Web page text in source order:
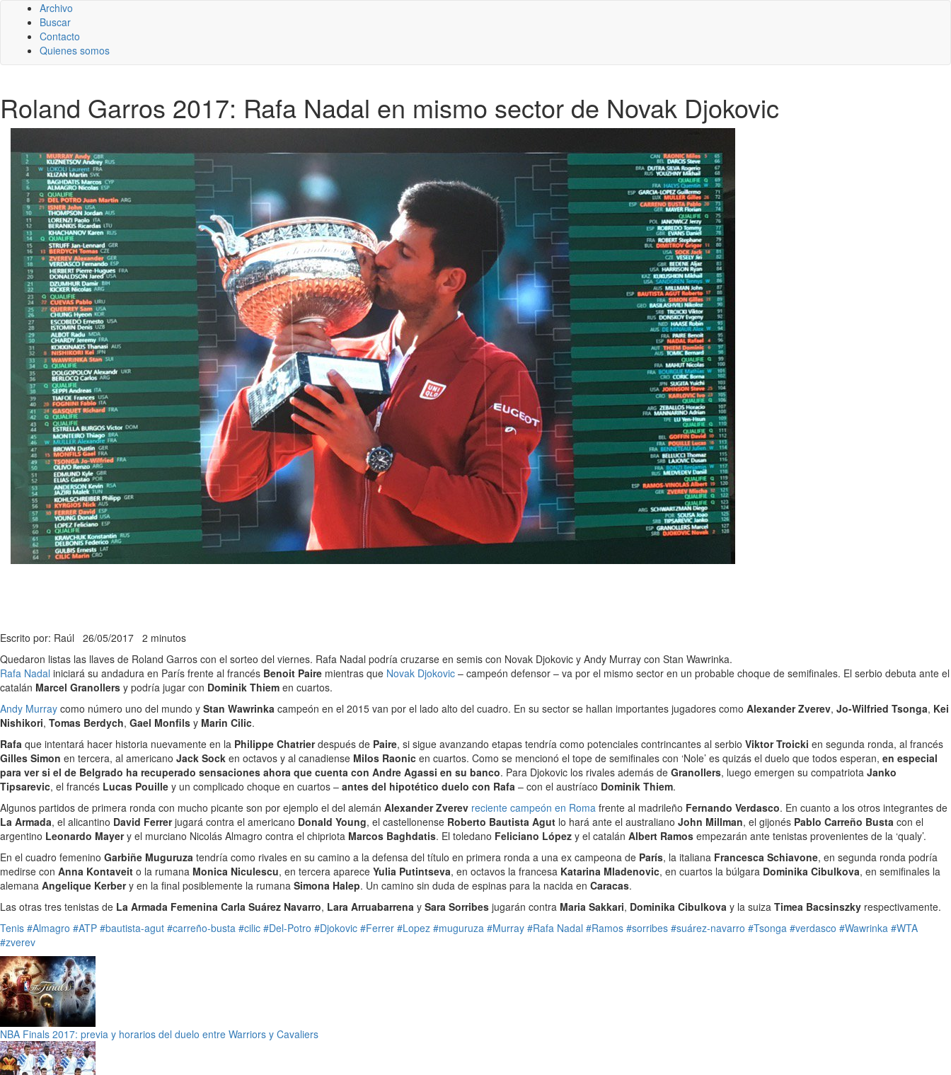
Archivo
Buscar
Contacto
Quienes somos
Roland Garros 2017: Rafa Nadal en mismo sector de Novak Djokovic
Escrito por: Raúl 26/05/2017 2 minutos
Quedaron listas las llaves de Roland Garros con el sorteo del viernes. Rafa Nadal podría cruzarse en semis con Novak Djokovic y Andy Murray con Stan Wawrinka.
Rafa Nadal iniciará su andadura en París frente al francés Benoit Paire mientras que Novak Djokovic – campeón defensor – va por el mismo sector en un probable choque de semifinales. El serbio debuta ante el
catalán Marcel Granollers y podría jugar con Dominik Thiem en cuartos.
Andy Murray como número uno del mundo y Stan Wawrinka campeón en el 2015 van por el lado alto del cuadro. En su sector se hallan importantes jugadores como Alexander Zverev, Jo-Wilfried Tsonga, Kei
Nishikori, Tomas Berdych, Gael Monfils y Marin Cilic.
Rafa que intentará hacer historia nuevamente en la Philippe Chatrierdespués de Paire, si sigue avanzando etapas tendría como potenciales contrincantes al serbio Viktor Troicki en segunda ronda, al francés
Gilles Simon en tercera, al americano Jack Sock en octavos y al canadiense Milos Raonic en cuartos. Como se mencionó el tope de semifinales con ‘Nole’ es quizás el duelo que todos esperan, en especial
para ver si el de Belgrado ha recuperado sensaciones ahora que cuenta con Andre Agassi en su banco. Para Djokovic los rivales además de Granollers, luego emergen su compatriota Janko
Tipsarevic, el francés Lucas Pouille y un complicado choque en cuartos – antes del hipotético duelo con Rafa – con el austríaco Dominik Thiem.
Algunos partidos de primera ronda con mucho picante son por ejemplo el del alemán Alexander Zverev reciente campeón en Roma frente al madrileño Fernando Verdasco. En cuanto a los otros integrantes de
La Armada, el alicantino David Ferrerjugará contra el americano Donald Young, el castellonense Roberto Bautista Agut lo hará ante el australiano John Millman, el gijonés Pablo Carreño Busta con el
argentino Leonardo Mayery el murciano Nicolás Almagro contra el chipriota Marcos Baghdatis. El toledano Feliciano López y el catalán Albert Ramos empezarán ante tenistas provenientes de la ‘qualy’.
En el cuadro femenino Garbiñe Muguruza tendría como rivales en su camino a la defensa del título en primera ronda a una ex campeona de París, la italiana Francesca Schiavone, en segunda ronda podría
medirse con Anna Kontaveit o la rumana Monica Niculescu, en tercera aparece Yulia Putintseva, en octavos la francesa Katarina Mladenovic, en cuartos la búlgara Dominika Cibulkova, en semifinales la
alemana Angelique Kerbery en la final posiblemente la rumana Simona Halep. Un camino sin duda de espinas para la nacida en Caracas.
Las otras tres tenistas de La Armada Femenina Carla Suárez Navarro, Lara Arruabarrena y Sara Sorribes jugarán contra Maria Sakkari, Dominika Cibulkova y la suiza Timea Bacsinszky respectivamente.
Tenis #Almagro #ATP #bautista-agut #carreño-busta #cilic #Del-Potro #Djokovic #Ferrer #Lopez #muguruza #Murray #Rafa Nadal #Ramos #sorribes #suárez-navarro #Tsonga #verdasco #Wawrinka #WTA
#zverev
NBA Finals 2017: previa y horarios del duelo entre Warriors y Cavaliers